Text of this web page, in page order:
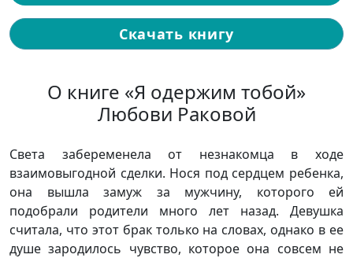
Скачать книгу
О книге «Я одержим тобой»
Любови Раковой
Света забеременела от незнакомца в ходе
взаимовыгодной сделки. Нося под сердцем ребенка,
она вышла замуж за мужчину, которого ей
подобрали родители много лет назад. Девушка
считала, что этот брак только на словах, однако в ее
душе зародилось чувство, которое она совсем не